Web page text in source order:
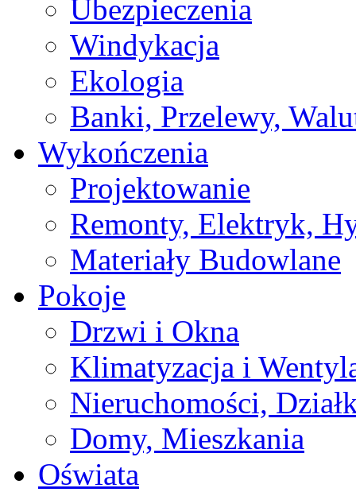
Ubezpieczenia
Windykacja
Ekologia
Banki, Przelewy,
Wykończenia
Projektowanie
Remonty, Elektryk,
Materiały Budowlane
Pokoje
Drzwi i Okna
Klimatyzacja i
Nieruchomości,
Domy, Mieszkania
Oświata